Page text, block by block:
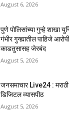
August 6, 2026
पुणे पोलिसांच्या गुन्हे शाखा
गंभीर गुन्ह्यातील पाहिजे
काडतुसासह जेरबंद
August 5, 2026
जनसमाचार Live24 : मराठी
डिजिटल व्यासपीठ
August 5, 2026